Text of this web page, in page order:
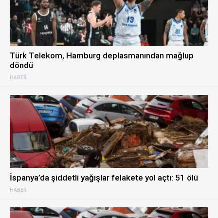
HABER
Türk Telekom, Hamburg deplasmanından mağlup
döndü
HABER
İspanya’da şiddetli yağışlar felakete yol açtı: 51 ölü